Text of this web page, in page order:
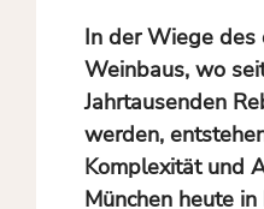
In der Wiege des
Weinbaus, wo
Jahrtausenden
werden,
Komplexität und
München heute